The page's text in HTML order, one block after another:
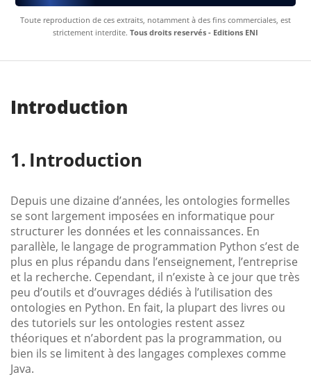
Toute reproduction de ces extraits, notamment à des fins commerciales, est
strictement interdite. Tous droits reservés - Editions ENI
Introduction
Introduction
Depuis une dizaine d’années, les ontologies formelles
se sont largement imposées en informatique pour
structurer les données et les connaissances. En
parallèle, le langage de programmation Python s’est de
plus en plus répandu dans l’enseignement, l’entreprise
et la recherche. Cependant, il n’existe à ce jour que très
peu d’outils et d’ouvrages dédiés à l’utilisation des
ontologies en Python. En fait, la plupart des livres ou
des tutoriels sur les ontologies restent assez
théoriques et n’abordent pas la programmation, ou
bien ils se limitent à des langages complexes comme
Java.